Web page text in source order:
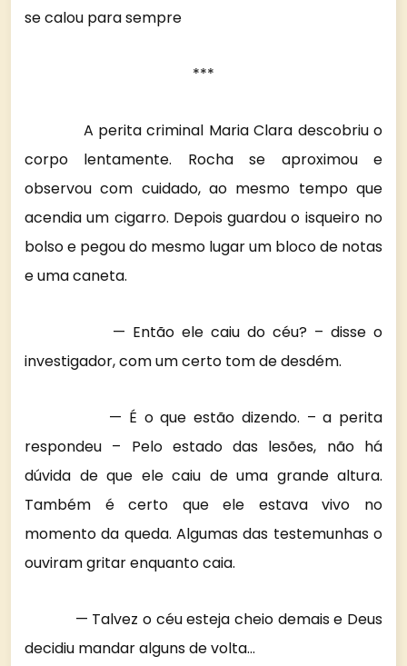
se calou para sempre
***
A perita criminal Maria Clara descobriu o
corpo lentamente. Rocha se aproximou e
observou com cuidado, ao mesmo tempo que
acendia um cigarro. Depois guardou o isqueiro no
bolso e pegou do mesmo lugar um bloco de notas
e uma caneta.
— Então ele caiu do céu? – disse o
investigador, com um certo tom de desdém.
— É o que estão dizendo. – a perita
respondeu – Pelo estado das lesões, não há
dúvida de que ele caiu de uma grande altura.
Também é certo que ele estava vivo no
momento da queda. Algumas das testemunhas o
ouviram gritar enquanto caia.
— Talvez o céu esteja cheio demais e Deus
decidiu mandar alguns de volta…